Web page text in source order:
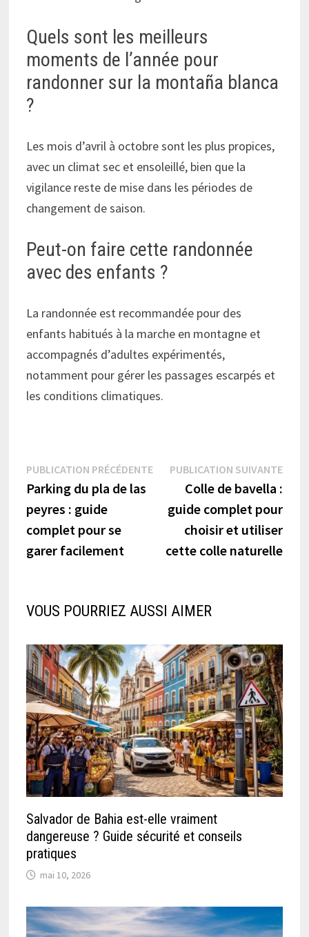
Quels sont les meilleurs
moments de l’année pour
randonner sur la montaña blanca
?
Les mois d’avril à octobre sont les plus propices,
avec un climat sec et ensoleillé, bien que la
vigilance reste de mise dans les périodes de
changement de saison.
Peut-on faire cette randonnée
avec des enfants ?
La randonnée est recommandée pour des
enfants habitués à la marche en montagne et
accompagnés d’adultes expérimentés,
notamment pour gérer les passages escarpés et
les conditions climatiques.
Navigation
de
l’article
PUBLICATION PRÉCÉDENTEPublication
précédente :
Parking du pla de las
peyres : guide
complet pour se
garer facilement
PUBLICATION SUIVANTE
Colle de bavella :
guide complet pour
choisir et utiliser
cette colle naturelle
VOUS POURRIEZ AUSSI AIMER
Salvador de Bahia est-elle vraiment
dangereuse ? Guide sécurité et conseils
pratiques
mai 10, 2026